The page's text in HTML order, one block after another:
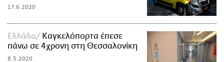
17.6.2020
Ελλάδα
Καγκελόπορτα έπεσε
πάνω σε 4χρονη στη Θεσσαλονίκη
8.5.2020